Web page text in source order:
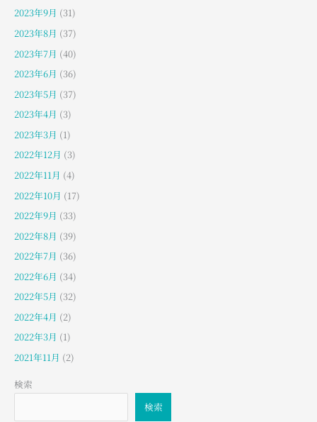
2023年9月 (31)
2023年8月 (37)
2023年7月 (40)
2023年6月 (36)
2023年5月 (37)
2023年4月 (3)
2023年3月 (1)
2022年12月 (3)
2022年11月 (4)
2022年10月 (17)
2022年9月 (33)
2022年8月 (39)
2022年7月 (36)
2022年6月 (34)
2022年5月 (32)
2022年4月 (2)
2022年3月 (1)
2021年11月 (2)
検索
検索